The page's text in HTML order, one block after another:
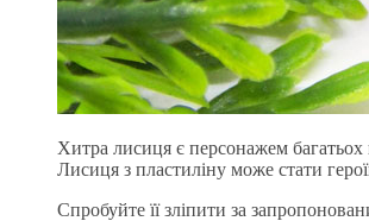
Хитра лисиця є персонажем багатьох
Лисиця з пластиліну може стати
Спробуйте її зліпити за